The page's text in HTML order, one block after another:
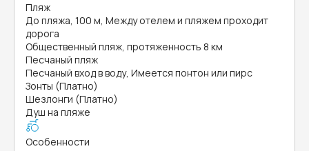
Пляж
До пляжа, 100 м, Между отелем и пляжем проходит
дорога
Общественный пляж, протяженность 8 км
Песчаный пляж
Песчаный вход в воду, Имеется понтон или пирс
Зонты (Платно)
Шезлонги (Платно)
Душ на пляже
Особенности